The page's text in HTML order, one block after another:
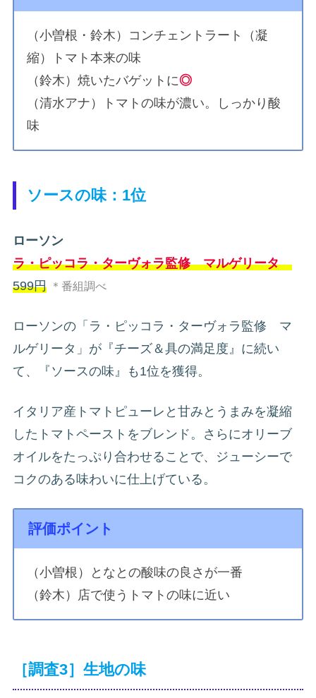
（小曽根・鈴木）コンチェントラート（凝
縮）トマト本来の味
（鈴木）焼いたバゲットに◎
（清水アナ）トマトの味が濃い。しっかり酸
味
ソースの味：1位
ローソン
ラ・ピッコラ・ターヴォラ監修 マルゲリータ
599円 ＊番組調べ
ローソンの「ラ・ピッコラ・ターヴォラ監修 マ
ルゲリータ」が『チーズ＆具の満足度』に続い
て、『ソースの味』も1位を獲得。
イタリア産トマトピューレと甘みとうまみを凝縮
したトマトペーストをブレンド。さらにオリーブ
オイルをたっぷり合わせることで、ジューシーで
コクのある味わいに仕上げている。
評価ポイント
（小曽根）となとの酸味の良さが一番
（鈴木）店で使うトマトの味に近い
［調査3］生地の味